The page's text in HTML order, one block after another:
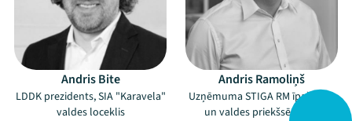
Andris Bite
LDDK prezidents, SIA "Karavela"
valdes loceklis
Andris Ramoliņš
Uzņēmuma STIGA RM īpašnieks
un valdes priekšsēdētājs